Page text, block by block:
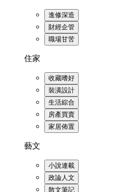
進修深造
財經企管
職場甘苦
住家
收藏嗜好
裝潢設計
生活綜合
房產買賣
家居佈置
藝文
小說連載
政論人文
散文筆記